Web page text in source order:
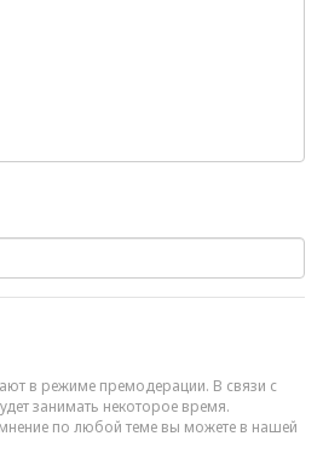
в режиме премодерации. В связи с
занимать некоторое время.
по любой теме вы можете в нашей